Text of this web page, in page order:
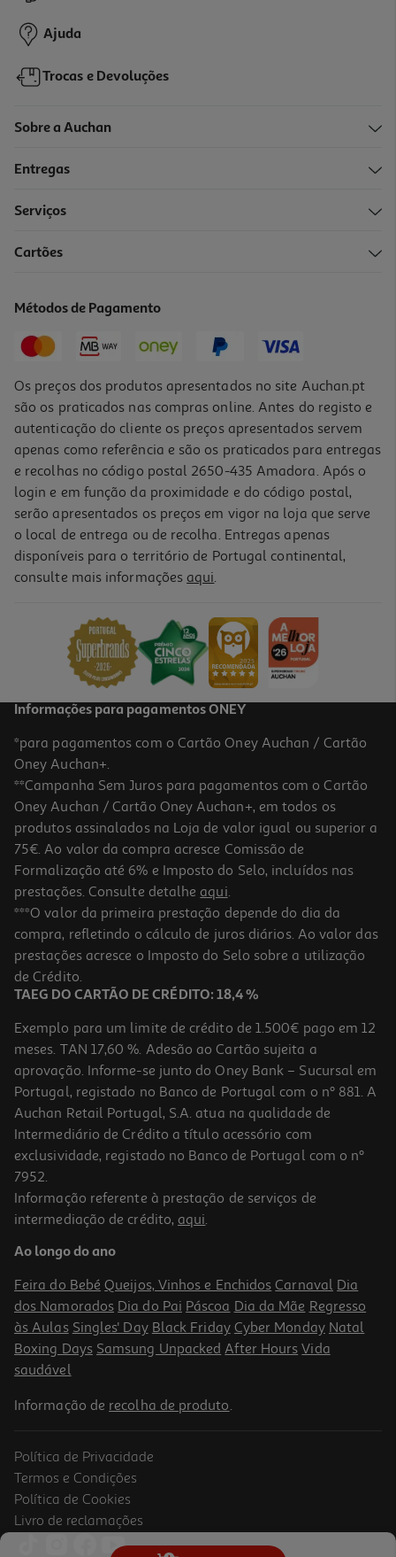
Ajuda
Trocas e Devoluções
Sobre a Auchan
Entregas
Serviços
Cartões
Métodos de Pagamento
Os preços dos produtos apresentados no site Auchan.pt
são os praticados nas compras online. Antes do registo e
autenticação do cliente os preços apresentados servem
apenas como referência e são os praticados para entregas
e recolhas no código postal 2650-435 Amadora. Após o
login e em função da proximidade e do código postal,
serão apresentados os preços em vigor na loja que serve
o local de entrega ou de recolha. Entregas apenas
disponíveis para o território de Portugal continental,
consulte mais informações aqui.
Informações para pagamentos ONEY
*para pagamentos com o Cartão Oney Auchan / Cartão
Oney Auchan+.
**Campanha Sem Juros para pagamentos com o Cartão
Oney Auchan / Cartão Oney Auchan+, em todos os
produtos assinalados na Loja de valor igual ou superior a
75€. Ao valor da compra acresce Comissão de
Formalização até 6% e Imposto do Selo, incluídos nas
prestações. Consulte detalhe aqui.
***O valor da primeira prestação depende do dia da
compra, refletindo o cálculo de juros diários. Ao valor das
prestações acresce o Imposto do Selo sobre a utilização
de Crédito.
TAEG DO CARTÃO DE CRÉDITO: 18,4 %
Exemplo para um limite de crédito de 1.500€ pago em 12
meses. TAN 17,60 %. Adesão ao Cartão sujeita a
aprovação. Informe-se junto do Oney Bank – Sucursal em
Portugal, registado no Banco de Portugal com o nº 881. A
Auchan Retail Portugal, S.A. atua na qualidade de
Intermediário de Crédito a título acessório com
exclusividade, registado no Banco de Portugal com o nº
7952.
Informação referente à prestação de serviços de
intermediação de crédito, aqui.
Ao longo do ano
Feira do Bebé Queijos, Vinhos e Enchidos Carnaval Dia
dos Namorados Dia do Pai Páscoa Dia da Mãe Regresso
às Aulas Singles' Day Black Friday Cyber Monday Natal
Boxing Days Samsung Unpacked After Hours Vida
saudável
Informação de recolha de produto.
Política de Privacidade
Termos e Condições
Política de Cookies
Livro de reclamações